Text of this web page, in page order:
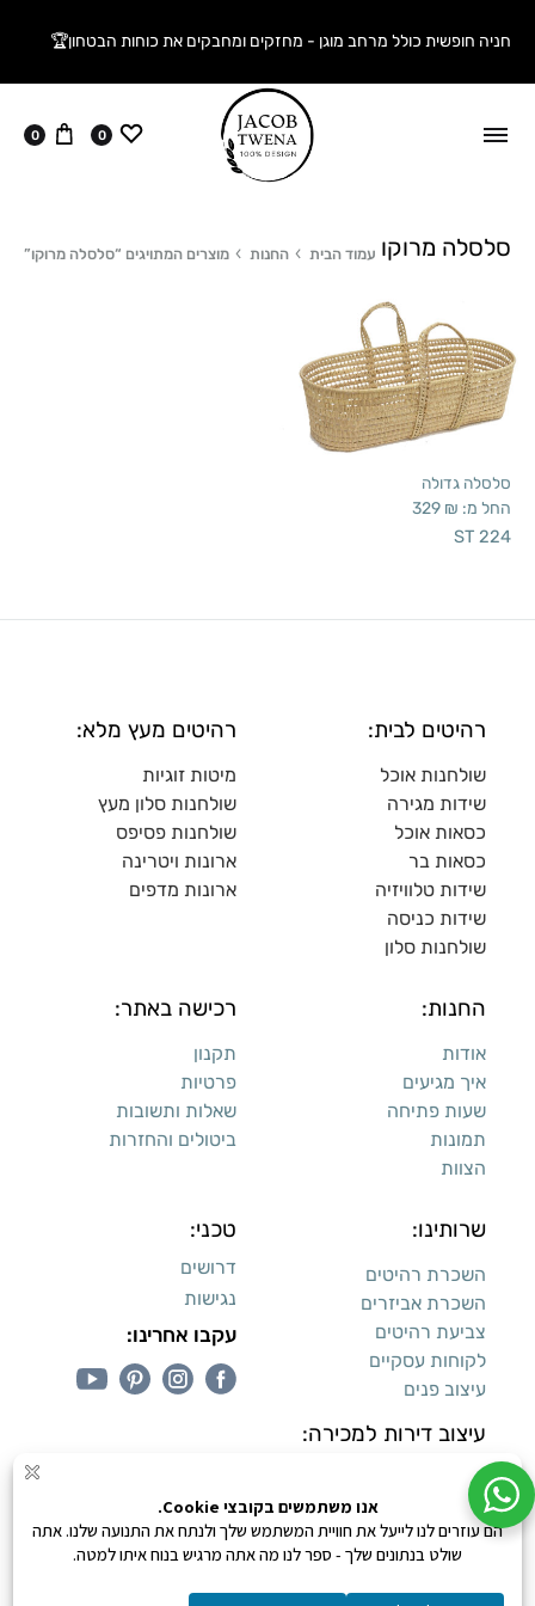
חניה חופשית כולל מרחב מוגן - מחזקים ומחבקים את כוחות הבטחון🏆
ווישליסט
0 עגלה
0
סלסלה מרוקו עמוד הבית החנות מוצרים המתויגים “סלסלה מרוקו”
סלסלה גדולה
החל מ: 329 ₪
ST 224
רהיטים לבית:
שולחנות אוכל
שידות מגירה
כסאות אוכל
כסאות בר
שידות טלוויזיה
שידות כניסה
שולחנות סלון
רהיטים מעץ מלא:
מיטות זוגיות
שולחנות סלון מעץ
שולחנות פסיפס
ארונות ויטרינה
ארונות מדפים
החנות:
אודות
איך מגיעים
שעות פתיחה
תמונות
הצוות
רכישה באתר:
תקנון
פרטיות
שאלות ותשובות
ביטולים והחזרות
שרותינו:
השכרת רהיטים
השכרת אביזרים
צביעת רהיטים
לקוחות עסקיים
עיצוב פנים
עיצוב דירות למכירה:
טכני:
דרושים
נגישות
עקבו אחרינו:
קנייה מאובטחת 0